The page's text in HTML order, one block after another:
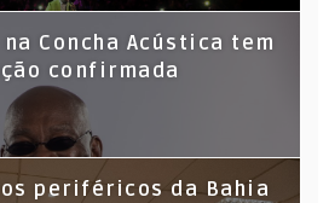
Concha Acústica tem
confirmada
periféricos da Bahia